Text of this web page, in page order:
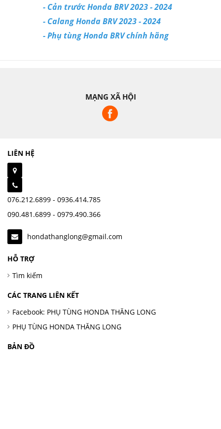
- Cản trước Honda BRV 2023 - 2024
- Calang Honda BRV 2023 - 2024
-Phụ tùng Honda BRV chính hãng
MẠNG XÃ HỘI
LIÊN HỆ
076.212.6899 - 0936.414.785
090.481.6899 - 0979.490.366
hondathanglong@gmail.com
HỖ TRỢ
Tìm kiếm
CÁC TRANG LIÊN KẾT
Facebook: PHỤ TÙNG HONDA THĂNG LONG
PHỤ TÙNG HONDA THĂNG LONG
BẢN ĐỒ